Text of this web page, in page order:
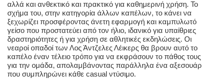
αλλά και ανθεκτικό και πρακτικό για καθημερινή χρήση. Το
σχήμα του, στην κατηγορία άλλων καπέλων, το κάνει να
ξεχωρίζει προσφέροντας άνετη εφαρμογή και καμπυλωτό
γείσο που προστατεύει από τον ήλιο, ιδανικό για υπαίθριες
δραστηριότητες ή για χρήση σε αθλητικές εκδηλώσεις. Οι
νεαροί οπαδοί των Λος Άντζελες Λέικερς θα βρουν αυτό το
καπέλο έναν τέλειο τρόπο για να εκφράσουν το πάθος τους
για την ομάδα, απολαμβάνοντας παράλληλα ένα αξεσουάρ
που συμπληρώνει κάθε casual ντύσιμο.